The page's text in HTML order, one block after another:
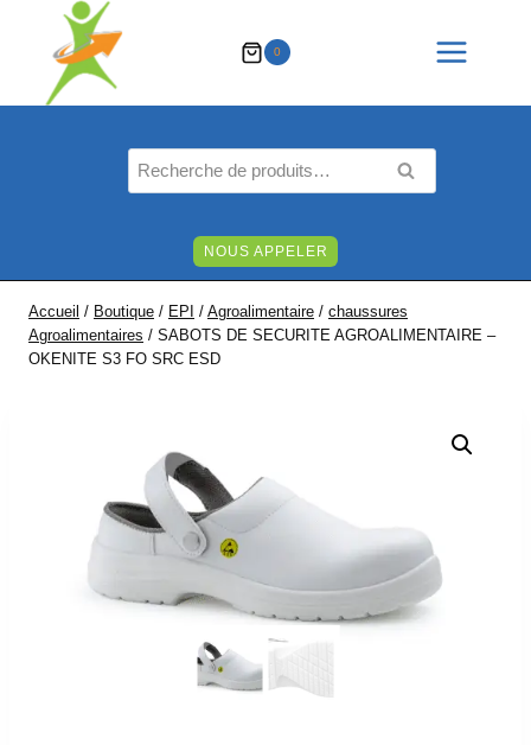
contenu
0
Recherche
pour :
RECHERCHE
NOUS APPELER
Accueil / Boutique / EPI / Agroalimentaire / chaussures
Agroalimentaires / SABOTS DE SECURITE AGROALIMENTAIRE –
OKENITE S3 FO SRC ESD